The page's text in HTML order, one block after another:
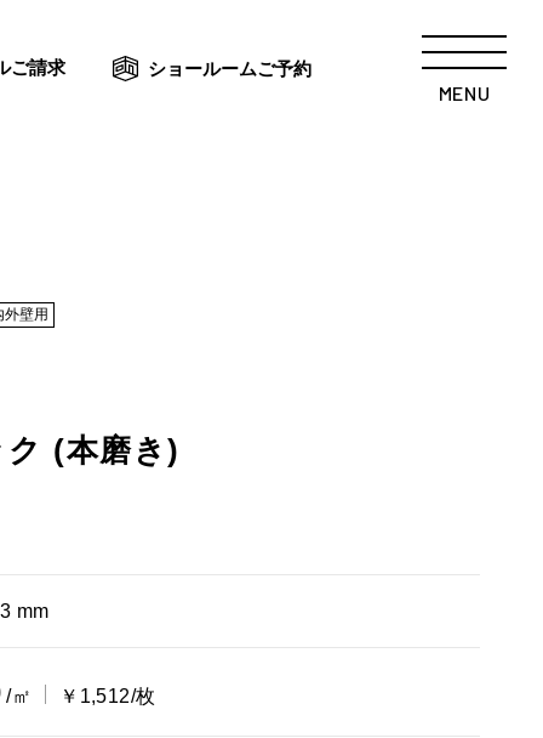
ご請求 ショールームご予約
MENU
壁用
(本磨き)
mm
/㎡ ￥1,512/枚